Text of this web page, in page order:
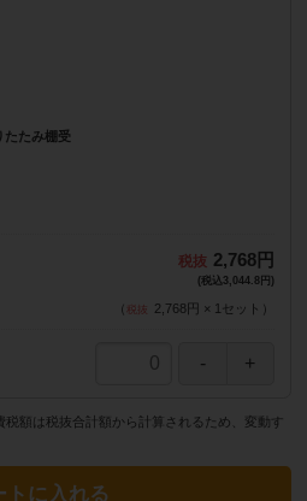
たたみ棚受
2,768円
(税込3,044.8円)
（ 2,768円 × 1 セット ）
額は税抜合計額から計算されるため、変動す
トに入れる